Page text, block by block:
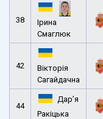
38
Ірина
Смаглюк
42
Вікторія
Сагайдачна
44
Дар’я
Ракіцька